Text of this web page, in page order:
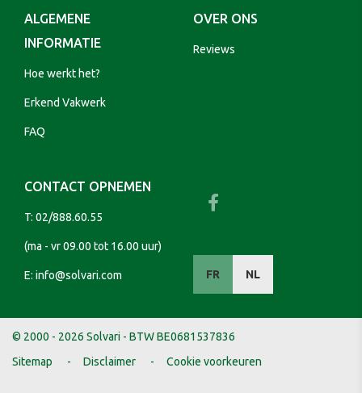
ALGEMENE
INFORMATIE
Hoe werkt het?
Erkend Vakwerk
FAQ
OVER ONS
Reviews
CONTACT OPNEMEN
T: 02/888.60.55
(ma - vr 09.00 tot 16.00 uur)
E: info@solvari.com FR NL
© 2000 - 2026 Solvari - BTW BE0681537836
Sitemap
Disclaimer Cookie voorkeuren